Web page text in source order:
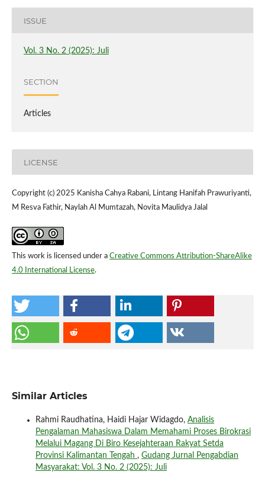
ISSUE
Vol. 3 No. 2 (2025): Juli
SECTION
Articles
LICENSE
Copyright (c) 2025 Kanisha Cahya Rabani, Lintang Hanifah Prawuriyanti,
M Resva Fathir, Naylah Al Mumtazah, Novita Maulidya Jalal
This work is licensed under a Creative Commons Attribution-ShareAlike
4.0 International License.
Similar Articles
Rahmi Raudhatina, Haidi Hajar Widagdo, Analisis
Pengalaman Mahasiswa Dalam Memahami Proses Birokrasi
Melalui Magang Di Biro Kesejahteraan Rakyat Setda
Provinsi Kalimantan Tengah , Gudang Jurnal Pengabdian
Masyarakat: Vol. 3 No. 2 (2025): Juli